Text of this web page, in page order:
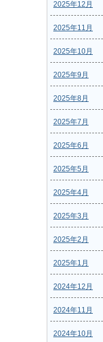
2025年12月
2025年11月
2025年10月
2025年9月
2025年8月
2025年7月
2025年6月
2025年5月
2025年4月
2025年3月
2025年2月
2025年1月
2024年12月
2024年11月
2024年10月